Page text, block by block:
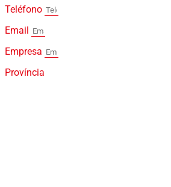
Teléfono
Email
Empresa
Província